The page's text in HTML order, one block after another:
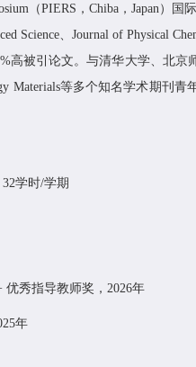
（PIERS ， Chiba ， Japan）国
Science、 Journal of Physical
高被引论文。与清华大学、北京
Materials等多个知名学术期刊青
32学时/学期
优秀指导教师奖， 2026年
年